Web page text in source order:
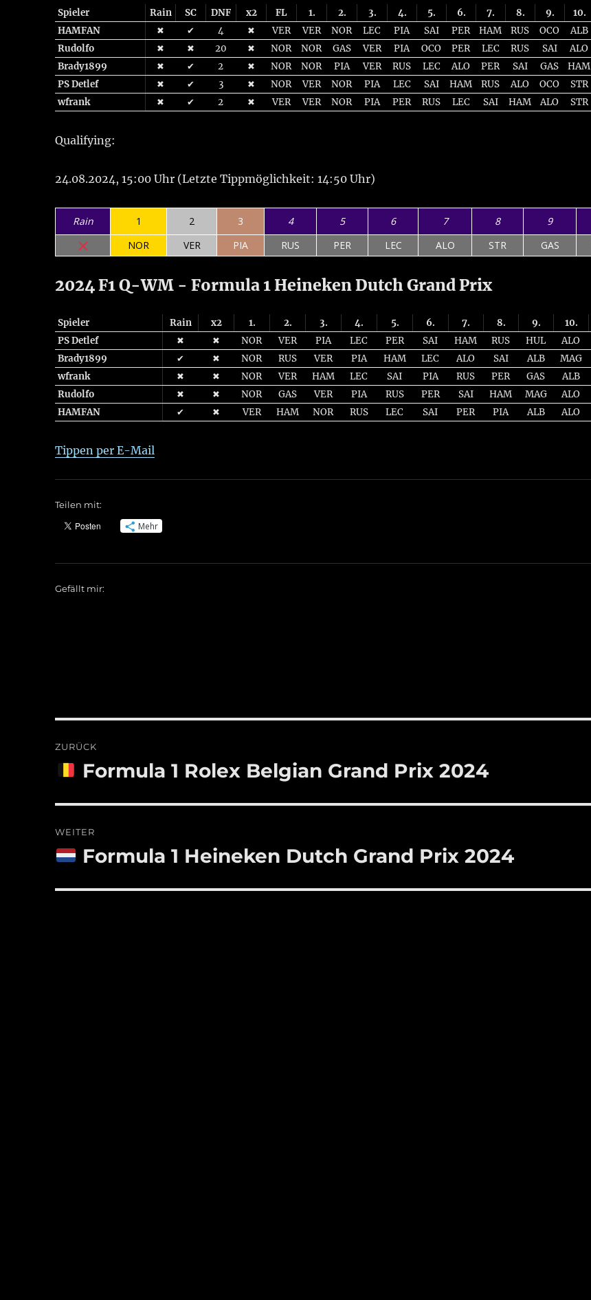
Spieler Rain SC DNF x2 FL 1. 2. 3. 4. 5. 6. 7. 8. 9. 10.
HAMFAN
✖ ✔ 4 ✖ VER VER NOR LEC PIA SAI PER HAM RUS OCO ALB
Rudolfo
✖ ✖ 20 ✖ NOR NOR GAS VER PIA OCO PER LEC RUS SAI ALO
Brady1899
✖ ✔ 2 ✖ NOR NOR PIA VER RUS LEC ALO PER SAI GAS HAM
PS Detlef
✖ ✔ 3 ✖ NOR VER NOR PIA LEC SAI HAM RUS ALO OCO STR
wfrank
✖ ✔ 2 ✖ VER VER NOR PIA PER RUS LEC SAI HAM ALO STR
Qualifying:
24.08.2024, 15:00 Uhr (Letzte Tippmöglichkeit: 14:50 Uhr)
Rain 1 2 3 4 5 6 7 8 9
NOR
VER PIA RUS PER LEC ALO STR GAS
2024 F1 Q-WM - Formula 1 Heineken Dutch Grand Prix
Spieler Rain x2 1. 2. 3. 4. 5. 6. 7. 8. 9. 10.
PS Detlef
✖ ✖ NOR VER PIA LEC PER SAI HAM RUS HUL ALO
Brady1899
✔ ✖ NOR RUS VER PIA HAM LEC ALO SAI ALB MAG
wfrank
✖ ✖ NOR VER HAM LEC SAI PIA RUS PER GAS ALB
Rudolfo
✖ ✖ NOR GAS VER PIA RUS PER SAI HAM MAG ALO
HAMFAN
✔ ✖ VER HAM NOR RUS LEC SAI PER PIA ALB ALO
Tippen per E-Mail
Teilen mit:
Mehr
Gefällt mir:
ZURÜCK
Vorheriger
Formula 1 Rolex Belgian Grand Prix 2024
WEITER
NächsterFormula 1 Heineken Dutch Grand Prix 2024